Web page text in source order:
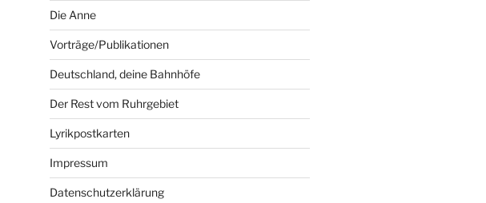
Die Anne
Vorträge/Publikationen
Deutschland, deine Bahnhöfe
Der Rest vom Ruhrgebiet
Lyrikpostkarten
Impressum
Datenschutzerklärung